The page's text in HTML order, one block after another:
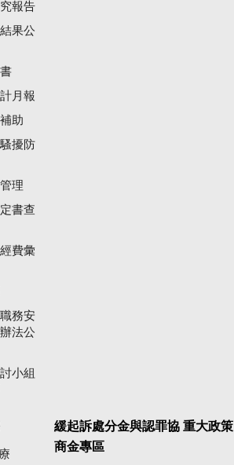
報告
果公
月報
助
擾防
理
書查
費彙
務安
法公
小組
緩起訴處分金與認罪協
商金專區
重大政策